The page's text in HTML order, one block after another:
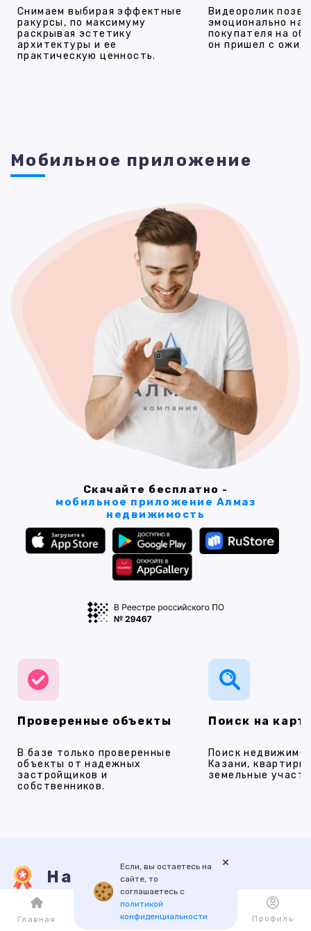
Снимаем выбирая эффектные
ракурсы, по максимуму
раскрывая эстетику
архитектуры и ее
практическую ценность.
Видеоролик
эмоционально
покупателя на
он пришел с
Мобильное приложение
Скачайте бесплатно -
мобильное приложение Алмаз
недвижимость
Проверенные объекты
В базе только проверенные
объекты от надежных
застройщиков и
собственников.
Поиск на
Поиск
Казани,
земельные
Наши услуги
ПРОДАЖА НОВОСТРОЙКИ ИПОТЕКА
Если, вы остаетесь на
сайте, то
соглашаетесь с
политикой
конфиденциальности
×
Главная Каталог Избранное Профиль